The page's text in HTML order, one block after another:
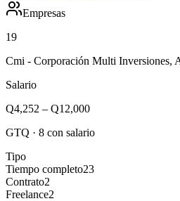
Empresas
19
Cmi - Corporación Multi Inversiones,
Salario
Q4,252 – Q12,000
GTQ · 8 con salario
Tipo
Tiempo completo23
Contrato2
Freelance2